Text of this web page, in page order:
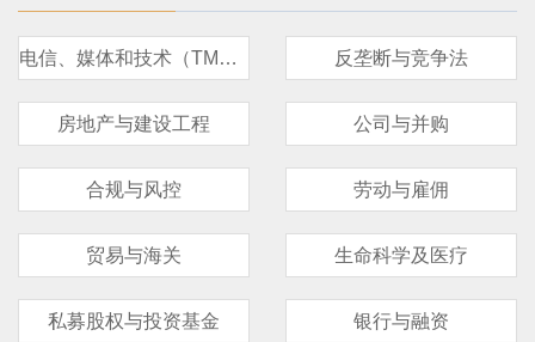
电信、媒体和技术（TMT） 反垄断与竞争法
房地产与建设工程 公司与并购
合规与风控 劳动与雇佣
贸易与海关 生命科学及医疗
私募股权与投资基金 银行与融资